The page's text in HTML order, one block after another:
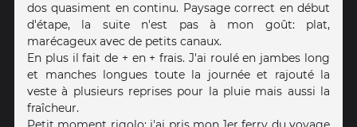
dos quasiment en continu. Paysage correct en début
d'étape, la suite n'est pas à mon goût: plat,
marécageux avec de petits canaux.
En plus il fait de + en + frais. J'ai roulé en jambes long
et manches longues toute la journée et rajouté la
veste à plusieurs reprises pour la pluie mais aussi la
fraîcheur.